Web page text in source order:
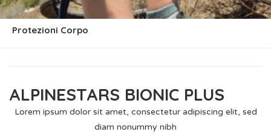
Protezioni Corpo
ALPINESTARS BIONIC PLUS
Lorem ipsum dolor sit amet, consectetur adipiscing elit, sed
diam nonummy nibh